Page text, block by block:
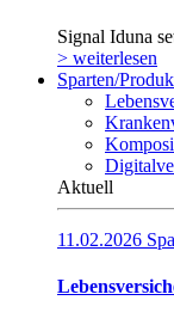
Signal Iduna
> weiterlesen
Sparten/
Aktuell
11.02.2026